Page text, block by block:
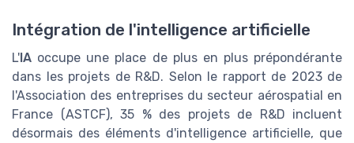
Intégration de l'intelligence artificielle
L'IA occupe une place de plus en plus prépondérante
dans les projets de R&D. Selon le rapport de 2023 de
l'Association des entreprises du secteur aérospatial en
France (ASTCF), 35 % des projets de R&D incluent
désormais des éléments d'intelligence artificielle, que